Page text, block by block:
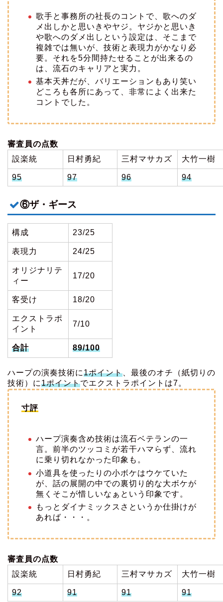
歌手と事務所の社長のコントで、歌へのダ
メ出しかと思いきやヤジ。ヤジかと思いき
や歌へのダメ出しという設定は、そこまで
複雑では無いが、技術と表現力がかなり必
要。それを5分間持たせることが出来るの
は、流石のキャリアと実力。
基本天丼だが、バリエーションもあり笑い
どころも各所にあって、非常によく出来た
コントでした。
審査員の点数
設楽統
日村勇紀 三村マサカズ 大竹一樹
95 97 96 94
⑥ザ・ギース
構成 23/25
表現力 24/25
オリジナリテ
ィー
17/20
客受け 18/20
エクストラポ
イント
7/10
合計 89/100
ハープの演奏技術に1ポイント 、最後のオチ（紙切りの
技術）に1ポイントでエクストラポイントは7。
寸評
ハープ演奏含め技術は流石ベテランの一
言。前半のツッコミが若干ハマらず、流れ
に乗り切れなかった印象も。
小道具を使ったりの小ボケはウケていた
が、話の展開の中での裏切り的な大ボケが
無くそこが惜しいなぁという印象です。
もっとダイナミックスさというか仕掛けが
あれば・・・。
審査員の点数
設楽統
日村勇紀 三村マサカズ 大竹一樹
92 91 91 91